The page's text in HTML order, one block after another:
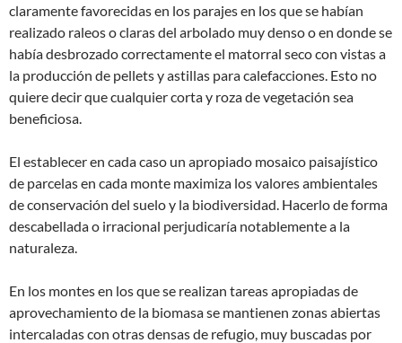
claramente favorecidas en los parajes en los que se habían
realizado raleos o claras del arbolado muy denso o en donde se
había desbrozado correctamente el matorral seco con vistas a
la producción de pellets y astillas para calefacciones. Esto no
quiere decir que cualquier corta y roza de vegetación sea
beneficiosa.
El establecer en cada caso un apropiado mosaico paisajístico
de parcelas en cada monte maximiza los valores ambientales
de conservación del suelo y la biodiversidad. Hacerlo de forma
descabellada o irracional perjudicaría notablemente a la
naturaleza.
En los montes en los que se realizan tareas apropiadas de
aprovechamiento de la biomasa se mantienen zonas abiertas
intercaladas con otras densas de refugio, muy buscadas por